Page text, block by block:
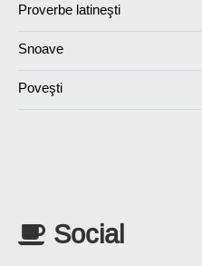
Proverbe latineşti
Snoave
Poveşti
Social